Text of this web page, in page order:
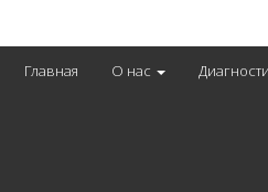
Главная О нас